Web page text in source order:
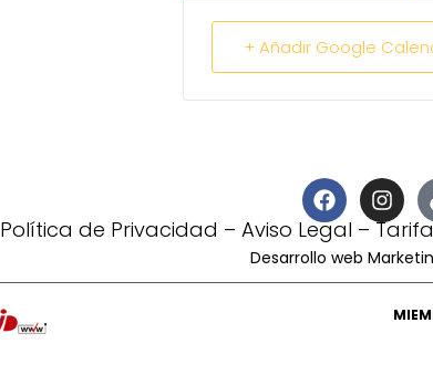
+ Añadir Google
Política de Privacidad – Aviso Legal –
Desarrollo web